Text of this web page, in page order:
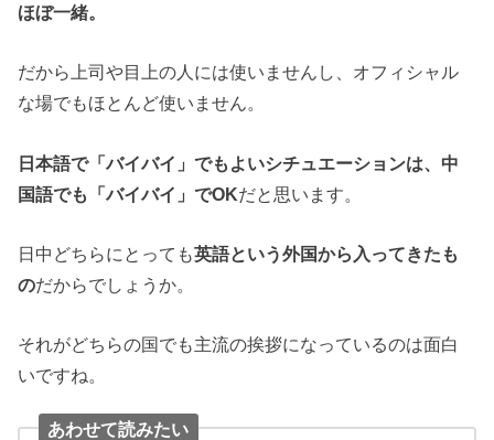
ほぼ一緒。
だから上司や目上の人には使いませんし、オフィシャル
な場でもほとんど使いません。
日本語で「バイバイ」でもよいシチュエーションは、中
国語でも「バイバイ」でOKだと思います。
日中どちらにとっても英語という外国から入ってきたも
のだからでしょうか。
それがどちらの国でも主流の挨拶になっているのは面白
いですね。
あわせて読みたい